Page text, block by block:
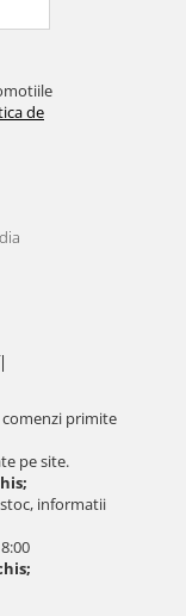
de
comenzi primite
pe site.
informatii